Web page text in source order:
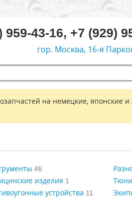
959-43-16, +7 (929)
гор. Москва, 16-я
на немецкие, японские и
46
изделия 1
устройства 11